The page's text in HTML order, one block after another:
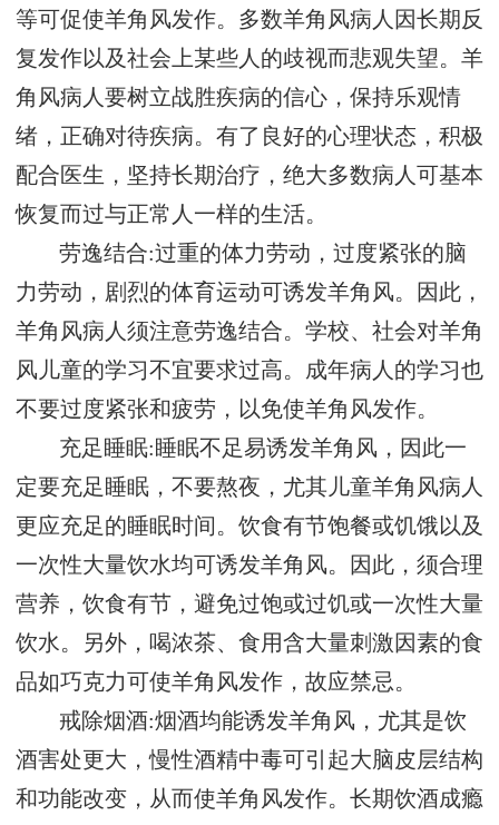
等可促使羊角风发作。多数羊角风病人因长期反
复发作以及社会上某些人的歧视而悲观失望。羊
角风病人要树立战胜疾病的信心，保持乐观情
绪，正确对待疾病。有了良好的心理状态，积极
配合医生，坚持长期治疗，绝大多数病人可基本
恢复而过与正常人一样的生活。
劳逸结合:过重的体力劳动，过度紧张的脑
力劳动，剧烈的体育运动可诱发羊角风。因此，
羊角风病人须注意劳逸结合。学校、社会对羊角
风儿童的学习不宜要求过高。成年病人的学习也
不要过度紧张和疲劳，以免使羊角风发作。
充足睡眠:睡眠不足易诱发羊角风，因此一
定要充足睡眠，不要熬夜，尤其儿童羊角风病人
更应充足的睡眠时间。饮食有节饱餐或饥饿以及
一次性大量饮水均可诱发羊角风。因此，须合理
营养，饮食有节，避免过饱或过饥或一次性大量
饮水。另外，喝浓茶、食用含大量刺激因素的食
品如巧克力可使羊角风发作，故应禁忌。
戒除烟酒:烟酒均能诱发羊角风，尤其是饮
酒害处更大，慢性酒精中毒可引起大脑皮层结构
和功能改变，从而使羊角风发作。长期饮酒成瘾